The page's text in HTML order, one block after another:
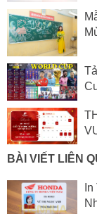
BÀI VIẾT LIÊN